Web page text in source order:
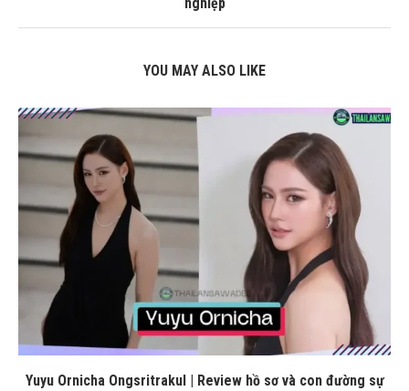
nghiệp
YOU MAY ALSO LIKE
Yuyu Ornicha Ongsritrakul | Review hồ sơ và con đường sự